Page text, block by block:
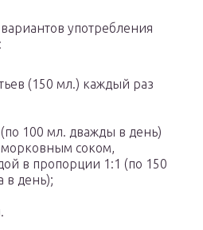
употребления
(150 мл.) каждый раз
100 мл. дважды в день)
соком,
в пропорции 1:1 (по 150
в день);